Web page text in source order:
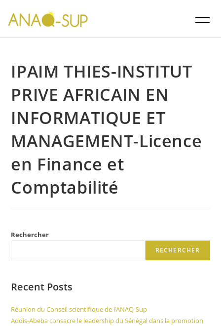
IPAIM THIES-INSTITUT
PRIVE AFRICAIN EN
INFORMATIQUE ET
MANAGEMENT-Licence
en Finance et
Comptabilité
Rechercher
RECHERCHER
Recent Posts
Réunion du Conseil scientifique de l’ANAQ-Sup
Addis-Abeba consacre le leadership du Sénégal dans la promotion